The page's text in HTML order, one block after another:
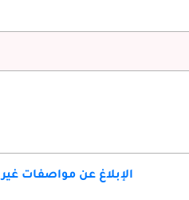
الإبلاغ عن مواصفات